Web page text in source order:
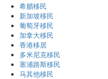
希腊移民
新加坡移民
葡萄牙移民
加拿大移民
香港移居
多米尼克移民
塞浦路斯移民
马其他移民